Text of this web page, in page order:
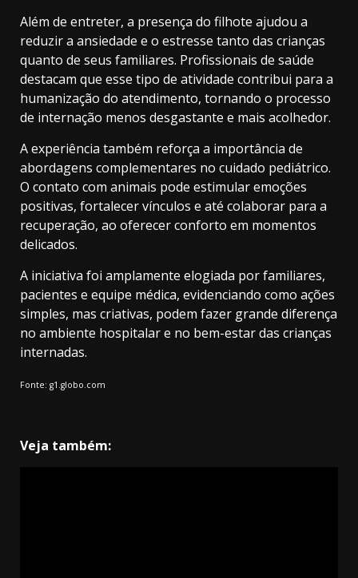
Além de entreter, a presença do filhote ajudou a
reduzir a ansiedade e o estresse tanto das crianças
quanto de seus familiares. Profissionais de saúde
destacam que esse tipo de atividade contribui para a
humanização do atendimento, tornando o processo
de internação menos desgastante e mais acolhedor.
A experiência também reforça a importância de
abordagens complementares no cuidado pediátrico.
O contato com animais pode estimular emoções
positivas, fortalecer vínculos e até colaborar para a
recuperação, ao oferecer conforto em momentos
delicados.
A iniciativa foi amplamente elogiada por familiares,
pacientes e equipe médica, evidenciando como ações
simples, mas criativas, podem fazer grande diferença
no ambiente hospitalar e no bem-estar das crianças
internadas.
Fonte: g1.globo.com
Veja também: